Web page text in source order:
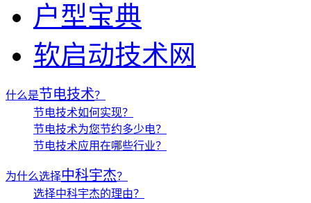
户型宝典
软启动技术网
什么是节电技术？
节电技术如何实现？
节电技术为您节约多少电？
节电技术应用在哪些行业？
为什么选择中科宇杰？
选择中科宇杰的理由？